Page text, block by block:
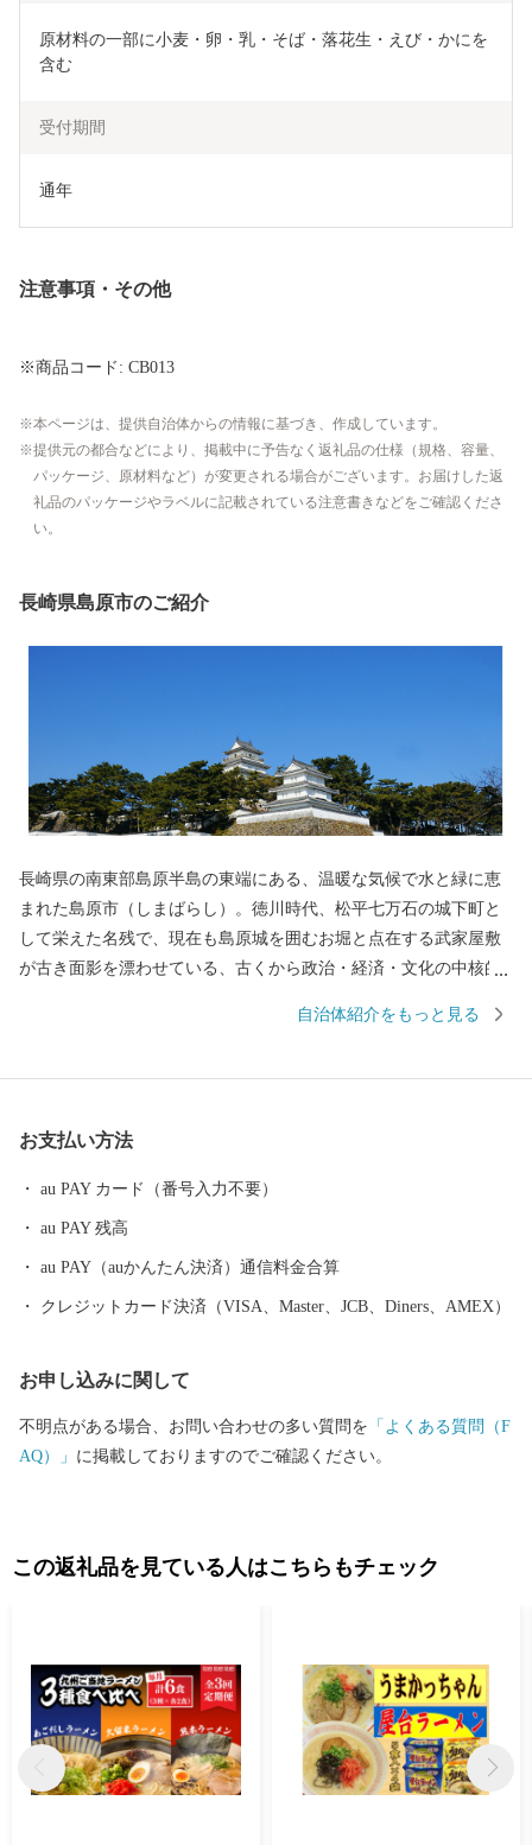
原材料の一部に小麦・卵・乳・そば・落花生・えび・かにを
含む
受付期間
通年
注意事項・その他
※商品コード: CB013
本ページは、提供自治体からの情報に基づき、作成しています。
提供元の都合などにより、掲載中に予告なく返礼品の仕様（規格、容量、
パッケージ、原材料など）が変更される場合がございます。お届けした返
礼品のパッケージやラベルに記載されている注意書きなどをご確認くださ
い。
長崎県島原市のご紹介
長崎県の南東部島原半島の東端にある、温暖な気候で水と緑に恵
まれた島原市（しまばらし）。徳川時代、松平七万石の城下町と
して栄えた名残で、現在も島原城を囲むお堀と点在する武家屋敷
が古き面影を漂わせている、古くから政治・経済・文化の中核的
した雲仙普賢岳の溶岩ドーム「平成新山」、東には「有明海」を
でもあります。肥沃な大地の恩恵を受け、豊かな農業地帯が生み
出す、四季折々多種多様な島原産のブランド野菜の数々。ミネラ
モノの魚介類。さらには、魅力的で質が高い肉を生産する畜産業
や素材力を存分に活かした加工品など島原には“美味しい”がいっ
自治体紹介をもっと見る
お支払い方法
au PAY カード（番号入力不要）
au PAY 残高
au PAY（auかんたん決済）通信料金合算
クレジットカード決済（VISA、Master、JCB、Diners、AMEX）
お申し込みに関して
不明点がある場合、お問い合わせの多い質問を 「よくある質問（F
AQ）」 に掲載しておりますのでご確認ください。
この返礼品を見ている人はこちらもチェック